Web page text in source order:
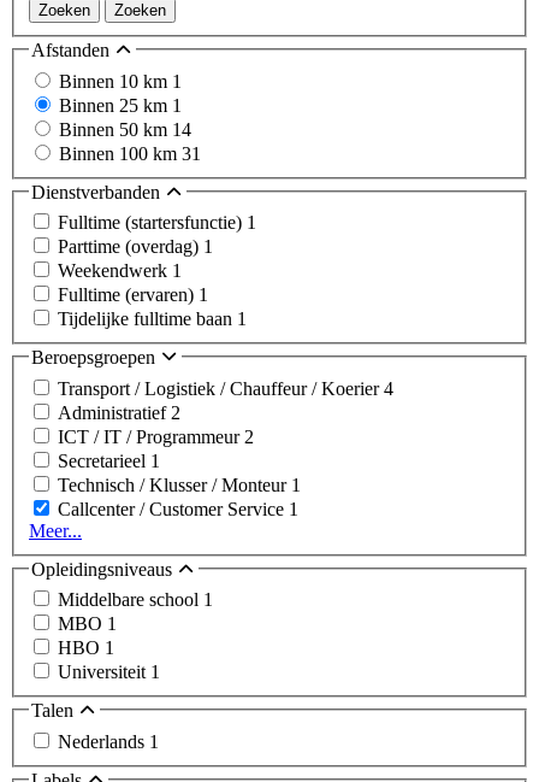
Zoeken Zoeken
Afstanden
Binnen 10 km 1
Binnen 25 km 1
Binnen 50 km 14
Binnen 100 km 31
Dienstverbanden
Fulltime (startersfunctie) 1
Parttime (overdag) 1
Weekendwerk 1
Fulltime (ervaren) 1
Tijdelijke fulltime baan 1
Beroepsgroepen
Transport / Logistiek / Chauffeur / Koerier4
Administratief 2
ICT / IT / Programmeur 2
Secretarieel 1
Technisch / Klusser / Monteur 1
Callcenter / Customer Service 1
Meer...
Opleidingsniveaus
Middelbare school 1
MBO 1
HBO 1
Universiteit 1
Talen
Nederlands 1